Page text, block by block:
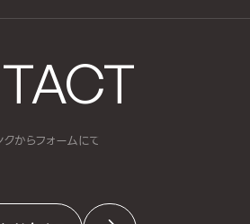
からフォームにて